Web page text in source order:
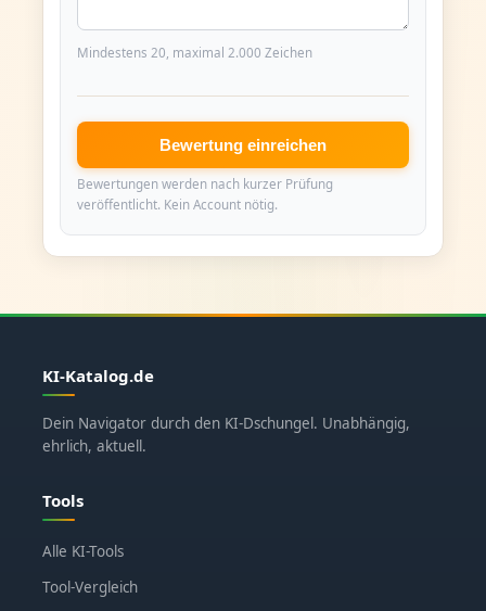
Mindestens 20, maximal 2.000 Zeichen
Bewertung einreichen
Bewertungen werden nach kurzer Prüfung
veröffentlicht. Kein Account nötig.
KI-Katalog.de
Dein Navigator durch den KI-Dschungel. Unabhängig,
ehrlich, aktuell.
Tools
Alle KI-Tools
Tool-Vergleich